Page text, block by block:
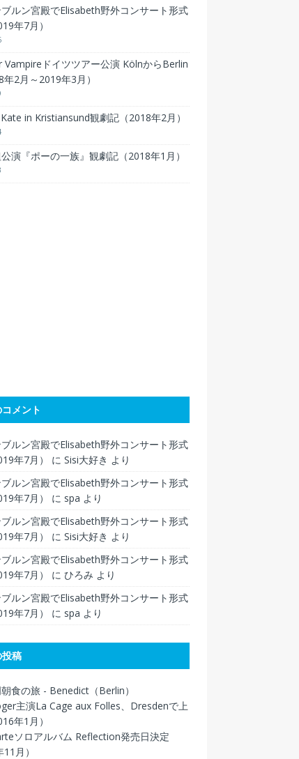
ルン宮殿でElisabeth野外コンサート形式
年7月）
Vampireドイツツアー公演 KölnからBerlin
2月～2019年3月）
in Kristiansund観劇記（2018年2月）
演『ポーの一族』観劇記（2018年1月）
メント
ルン宮殿でElisabeth野外コンサート形式
年7月）
に Sisi大好き より
ルン宮殿でElisabeth野外コンサート形式
年7月）
に spa より
ルン宮殿でElisabeth野外コンサート形式
年7月）
に Sisi大好き より
ルン宮殿でElisabeth野外コンサート形式
年7月）
に ひろみ より
ルン宮殿でElisabeth野外コンサート形式
年7月）
に spa より
投稿
食の旅 - Benedict（Berlin）
主演La Cage aux Folles、Dresdenで上
年1月）
ソロアルバム Reflection発売日決定
11月）